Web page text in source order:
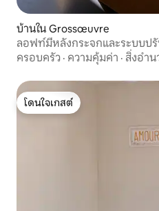
บ้านใน Grossœuvre
ลอฟท์มีหลังกระจกและระบบปรั
ครอบครัว · ความคุ้มค่า · สิ่งอำ
โดนใจเกสต์
โดนใจเกสต์